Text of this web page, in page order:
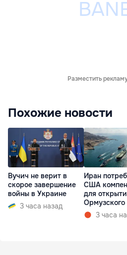
Разместить
Похожие новости
Вучич не верит в
скорое завершение
войны в Украине
3 часа назад
Иран
США
для
Ормузского
3 часа